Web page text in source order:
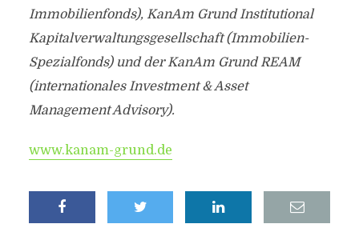
Immobilienfonds), KanAm Grund Institutional
Kapitalverwaltungsgesellschaft (Immobilien-
Spezialfonds) und der KanAm Grund REAM
(internationales Investment & Asset
Management Advisory).
www.kanam-grund.de